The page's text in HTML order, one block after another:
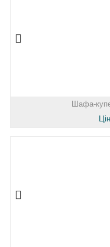
Шафа-